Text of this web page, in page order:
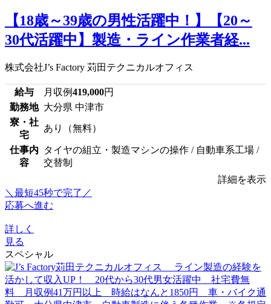
【18歳～39歳の男性活躍中！】【20～
30代活躍中】製造・ライン作業者経...
株式会社J’s Factory 苅田テクニカルオフィス
給与 月収例419,000円
勤務地 大分県 中津市
寮・社
宅
あり（無料）
仕事内
容
タイヤの組立・製造マシンの操作 / 自動車系工場 /
交替制
詳細を表示
＼最短45秒で完了／
応募へ進む
詳しく
見る
スペシャル